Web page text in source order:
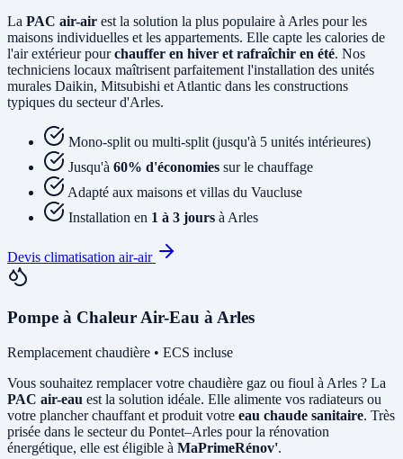
La PAC air-air est la solution la plus populaire à Arles pour les
maisons individuelles et les appartements. Elle capte les calories de
l'air extérieur pourchauffer en hiver et rafraîchir en été. Nos
techniciens locaux maîtrisent parfaitement l'installation des unités
murales Daikin, Mitsubishi et Atlantic dans les constructions
typiques du secteur d'Arles.
Mono-split ou multi-split (jusqu'à 5 unités intérieures)
Jusqu'à 60% d'économies sur le chauffage
Adapté aux maisons et villas du Vaucluse
Installation en 1 à 3 jours à Arles
Devis climatisation air-air
Pompe à Chaleur Air-Eau à Arles
Remplacement chaudière • ECS incluse
Vous souhaitez remplacer votre chaudière gaz ou fioul à Arles ? La
PAC air-eau est la solution idéale. Elle alimente vos radiateurs ou
votre plancher chauffant et produit votre eau chaude sanitaire. Très
prisée dans le secteur du Pontet–Arles pour la rénovation
énergétique, elle est éligible à MaPrimeRénov'.